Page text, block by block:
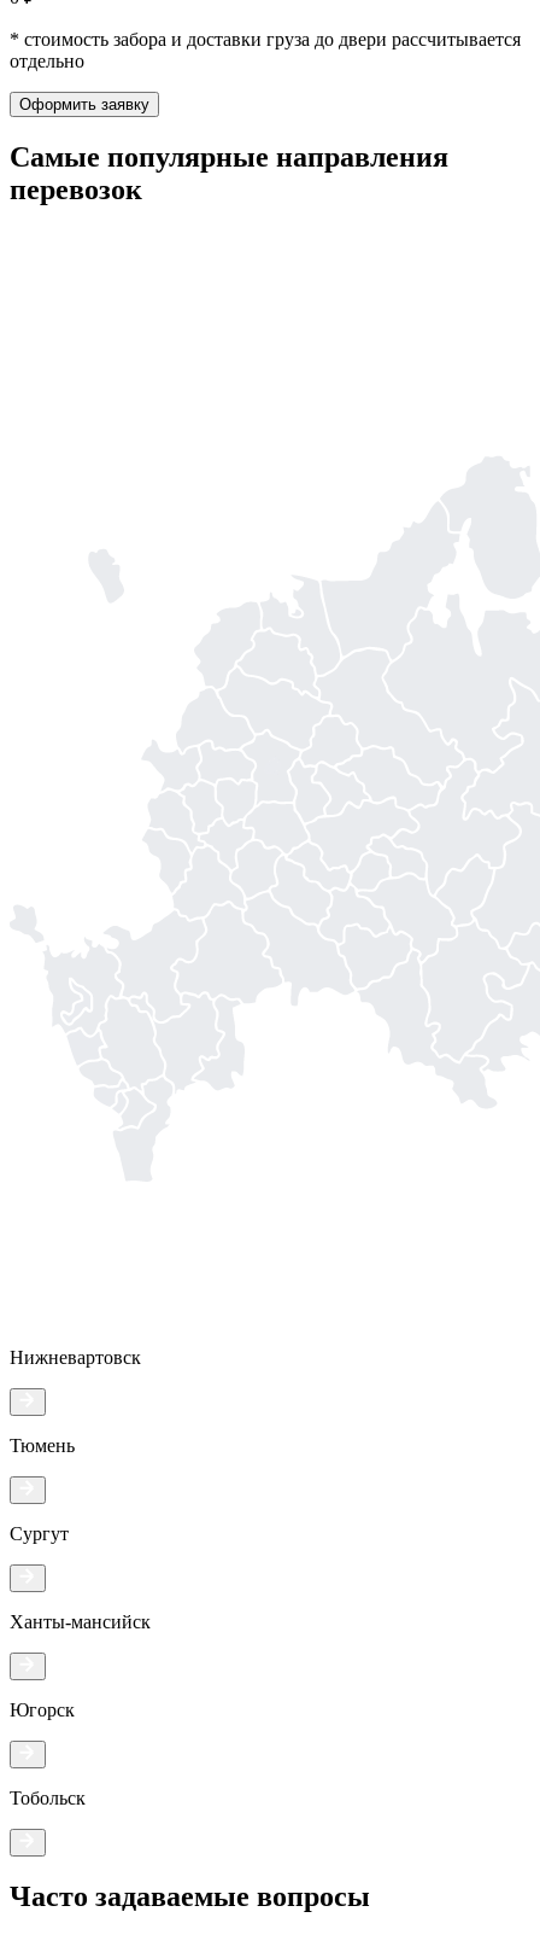
* стоимость забора и доставки груза до двери рассчитывается
отдельно
Оформить заявку
Самые популярные направления
перевозок
Нижневартовск
Тюмень
Сургут
Ханты-мансийск
Югорск
Тобольск
Часто задаваемые вопросы